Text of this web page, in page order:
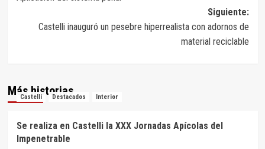
entradas
Siguiente:
Castelli inauguró un pesebre hiperrealista con adornos de
material reciclable
Más historias
Castelli Destacados Interior
Se realiza en Castelli la XXX Jornadas Apícolas del
Impenetrable